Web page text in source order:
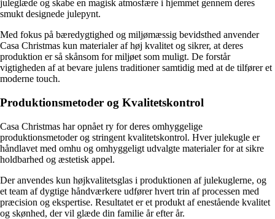
juleglæde og skabe en magisk atmosfære i hjemmet gennem deres
smukt designede julepynt.
Med fokus på bæredygtighed og miljømæssig bevidsthed anvender
Casa Christmas kun materialer af høj kvalitet og sikrer, at deres
produktion er så skånsom for miljøet som muligt. De forstår
vigtigheden af at bevare julens traditioner samtidig med at de tilfører et
moderne touch.
Produktionsmetoder og Kvalitetskontrol
Casa Christmas har opnået ry for deres omhyggelige
produktionsmetoder og stringent kvalitetskontrol. Hver julekugle er
håndlavet med omhu og omhyggeligt udvalgte materialer for at sikre
holdbarhed og æstetisk appel.
Der anvendes kun højkvalitetsglas i produktionen af julekuglerne, og
et team af dygtige håndværkere udfører hvert trin af processen med
præcision og ekspertise. Resultatet er et produkt af enestående kvalitet
og skønhed, der vil glæde din familie år efter år.